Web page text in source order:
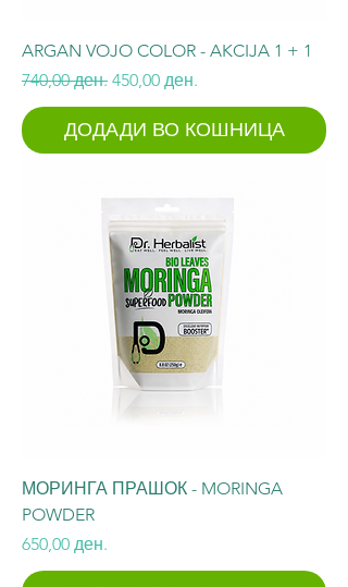
ARGAN VOJO COLOR - AKCIJA 1 + 1
Regular Price
740,00 ден. Sale Price
450,00 ден.
ДОДАДИ ВО КОШНИЦА
МОРИНГА ПРАШОК - MORINGA
POWDER
Price
650,00 ден.